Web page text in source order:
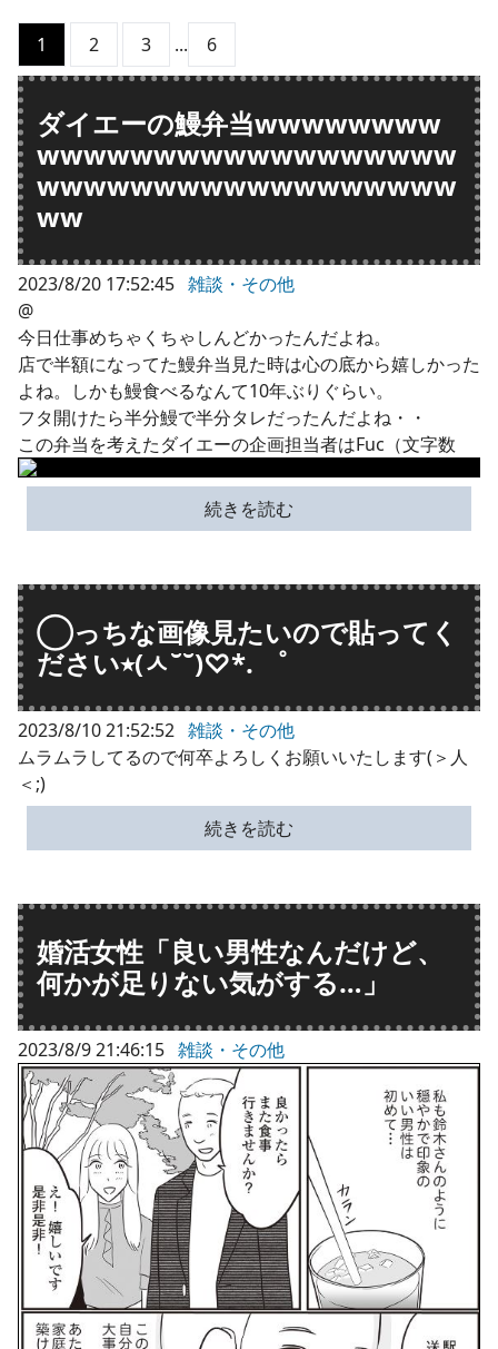
1 2 3 ... 6
ダイエーの鰻弁当wwwwwwww
wwwwwwwwwwwwwwwwww
wwwwwwwwwwwwwwwwww
ww
2023/8/20 17:52:45 雑談・その他
@
今日仕事めちゃくちゃしんどかったんだよね。
店で半額になってた鰻弁当見た時は心の底から嬉しかった
よね。しかも鰻食べるなんて10年ぶりぐらい。
フタ開けたら半分鰻で半分タレだったんだよね・・
この弁当を考えたダイエーの企画担当者はFuc（文字数
続きを読む
◯っちな画像見たいので貼ってく
ださい٭(ㅅ˘˘)♡*. ゜
2023/8/10 21:52:52 雑談・その他
ムラムラしてるので何卒よろしくお願いいたします(＞人
＜;)
続きを読む
婚活女性「良い男性なんだけど、
何かが足りない気がする…」
2023/8/9 21:46:15 雑談・その他